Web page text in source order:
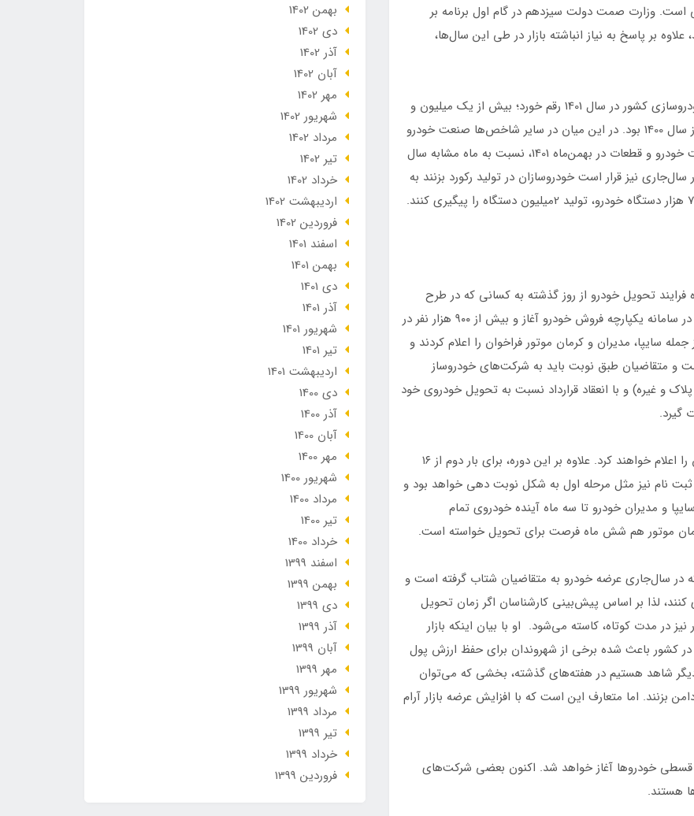
وزارت صمت دولت سیزدهم در گام اول برنامه بر
بر پاسخ به نیاز انباشته بازار در طی این سال‌ها،
بدین ترتیب یکی از بیشترین رشدهای تولید در تاریخ خودروسازی کشور در سال 1401 رقم خورد؛ بیش از یک میلیون و
سیصد هزار دستگاه خودرو تولید شد که 40 درصد بیشتر از سال 1400 بود. در این میان در سایر شاخص‌ها صنعت خودرو
توانست پیشتاز باشد، شاخص تولید و فروش رشته فعالیت خودرو و قطعات در بهمن‌ماه 1401، نسبت به ماه مشابه سال
داشته است. در سال‌جاری نیز قرار است خودروسازان در تولید رکورد بزنند به
تحویل خودرو از روز گذشته به کسانی که در طرح
یکپارچه شرکت کرده‌اند، گفت: اواخر سال گذشته ثبت نام در سامانه یکپارچه فروش خودرو آغاز و بیش از ۹۰۰ هزار نفر در
روز شنبه (26 فروردین) ۶ شرکت از جمله سایپا، مدیران و کرمان موتور فراخوان را اعلام کردند و
و متقاضیان طبق نوبت باید به شرکت‌های خودروساز
و غیره) و با انعقاد قرارداد نسبت به تحویل خودروی خود
گیرد.
به گفته او دو شرکت از جمله ایران خودرو و بهمن فراخوان را اعلام خواهند کرد. علاوه بر این دوره، برای بار دوم از ۱۶
نام نیز مثل مرحله اول به شکل نوبت دهی خواهد بود و
و مدیران خودرو تا سه ماه آینده خودروی تمام
موتور هم شش ماه فرصت برای تحویل خواسته است.
در سال‌جاری عرضه خودرو به متقاضیان شتاب گرفته است و
کنند، لذا بر اساس پیش‌بینی کارشناسان اگر زمان تحویل
در مدت کوتاه، کاسته می‌شود. او با بیان اینکه بازار
کشور باعث شده برخی از شهروندان برای حفظ ارزش پول
دیگر شاهد هستیم در هفته‌های گذشته، بخشی که می‌توان
بزنند. اما متعارف این است که با افزایش عرضه بازار آرام
خودروها آغاز خواهد شد. اکنون بعضی شرکت‌های
هستند.
بهمن 1402
دی 1402
آذر 1402
آبان 1402
مهر 1402
شهریور 1402
مرداد 1402
تير 1402
خرداد 1402
ارديبهشت 1402
فروردین 1402
اسفند 1401
بهمن 1401
دی 1401
آذر 1401
شهریور 1401
تير 1401
ارديبهشت 1401
دی 1400
آذر 1400
آبان 1400
مهر 1400
شهریور 1400
مرداد 1400
تير 1400
خرداد 1400
اسفند 1399
بهمن 1399
دی 1399
آذر 1399
آبان 1399
مهر 1399
شهریور 1399
مرداد 1399
تير 1399
خرداد 1399
فروردین 1399